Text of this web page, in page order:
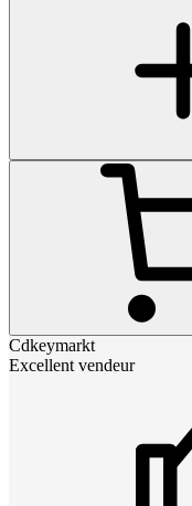
Cdkeymarkt
Excellent vendeur